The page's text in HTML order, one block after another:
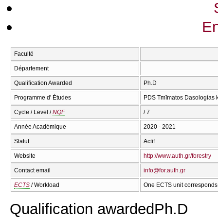
Faculté
Département
Qualification Awarded Ph.D
Programme d' Études PDS Tmīmatos Dasologías
Cycle / Level /NQF / 7
Année Académique 2020 - 2021
Statut Actif
Website http://www.auth.gr/forestry
Contact email info@for.auth.gr
ECTS / Workload One ECTS unit
Qualification awardedPh.D